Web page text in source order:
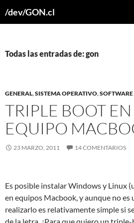
/dev/GON.cl
Todas las entradas de: gon
GENERAL,SISTEMA OPERATIVO,SOFTWARE
TRIPLE BOOT
EQUIPO
23 MARZO, 2011 14 COMENTARIOS
Es posible instalar Windows y Linux
en equipos Macbook, y aunque no es
realizarlo es relativamente simple si